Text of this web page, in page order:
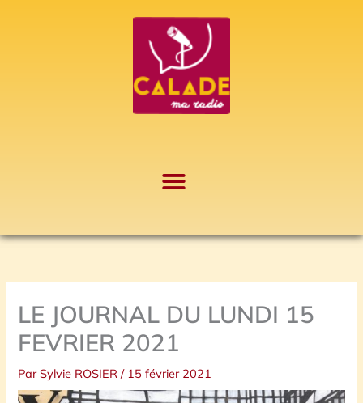
LE JOURNAL DU LUNDI 15
FEVRIER 2021
ParSylvie ROSIER/ 15 février 2021